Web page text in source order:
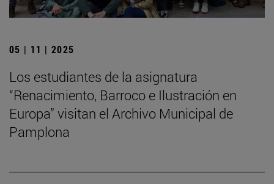
05 | 11 | 2025
Los estudiantes de la asignatura
“Renacimiento, Barroco e Ilustración en
Europa” visitan el Archivo Municipal de
Pamplona